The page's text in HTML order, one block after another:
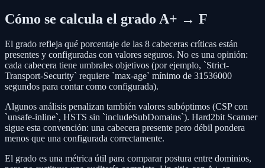
Cómo se calcula el grado A+ → F
El grado refleja qué porcentaje de las 8 cabeceras críticas están
presentes y configuradas con valores seguros. No es una opinión:
cada cabecera tiene umbrales objetivos (por ejemplo, `Strict-
Transport-Security` requiere `max-age` mínimo de 31536000
segundos para contar como configurada).
Algunos análisis penalizan también valores subóptimos (CSP con
`unsafe-inline`, HSTS sin `includeSubDomains`). Hard2bit Scanner
sigue esta convención: una cabecera presente pero débil pondera
menos que una configurada correctamente.
El grado es una métrica útil para comparar postura entre dominios,